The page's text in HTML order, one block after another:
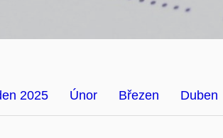
2025 Únor Březen Duben